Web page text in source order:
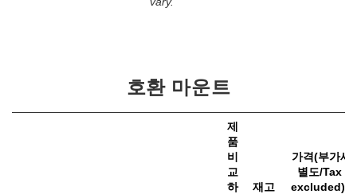
호환 마운트
제
품
비
교
하
재고
가격(부가세
별도/Tax
excluded)